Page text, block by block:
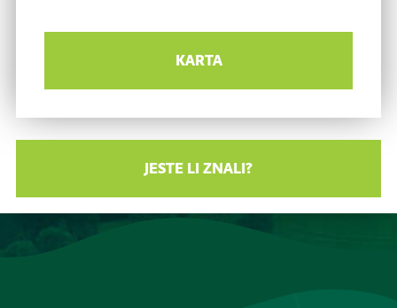
KARTA
JESTE LI ZNALI?